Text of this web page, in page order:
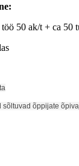
:
50 ak/t + ca 50
õppijate